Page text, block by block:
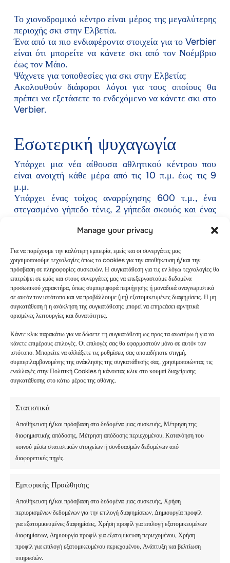
Manage your privacy
Για να παρέχουμε την καλύτερη εμπειρία, εμείς και οι συνεργάτες μας
χρησιμοποιούμε τεχνολογίες όπως τα cookies για την αποθήκευση ή/και την
πρόσβαση σε πληροφορίες συσκευών. Η συγκατάθεση για τις εν λόγω τεχνολογίες θα
επιτρέψει σε εμάς και στους συνεργάτες μας να επεξεργαστούμε δεδομένα
προσωπικού χαρακτήρα, όπως συμπεριφορά περιήγησης ή μοναδικά αναγνωριστικά
σε αυτόν τον ιστότοπο και να προβάλλουμε (μη) εξατομικευμένες διαφημίσεις. Η μη
συγκατάθεση ή η ανάκληση της συγκατάθεσης μπορεί να επηρεάσει αρνητικά
ορισμένες λειτουργίες και δυνατότητες.
Κάντε κλικ παρακάτω για να δώσετε τη συγκατάθεση ως προς τα ανωτέρω ή για να
κάνετε επιμέρους επιλογές. Οι επιλογές σας θα εφαρμοστούν μόνο σε αυτόν τον
ιστότοπο. Μπορείτε να αλλάξετε τις ρυθμίσεις σας οποιαδήποτε στιγμή,
συμπεριλαμβανομένης της ανάκλησης της συγκατάθεσής σας, χρησιμοποιώντας τις
εναλλαγές στην Πολιτική Cookies ή κάνοντας κλικ στο κουμπί διαχείρισης
συγκατάθεσης στο κάτω μέρος της οθόνης.
Στατιστικά
Αποθήκευση ή/και πρόσβαση στα δεδομένα μιας συσκευής, Μέτρηση της
διαφημιστικής απόδοσης, Μέτρηση απόδοσης περιεχομένου, Κατανόηση του
κοινού μέσω στατιστικών στοιχείων ή συνδυασμών δεδομένων από
διαφορετικές πηγές.
Εμπορικής Προώθησης
Αποθήκευση ή/και πρόσβαση στα δεδομένα μιας συσκευής, Χρήση
περιορισμένων δεδομένων για την επιλογή διαφημίσεων, Δημιουργία προφίλ
για εξατομικευμένες διαφημίσεις, Χρήση προφίλ για επιλογή εξατομικευμένων
διαφημίσεων, Δημιουργία προφίλ για εξατομίκευση περιεχομένου, Χρήση
προφίλ για επιλογή εξατομικευμένου περιεχομένου, Ανάπτυξη και βελτίωση
υπηρεσιών.
Το χιονοδρομικό κέντρο είναι μέρος της μεγαλύτερης
περιοχής σκι στην Ελβετία.
Ένα από τα πιο ενδιαφέροντα στοιχεία για το Verbier
είναι ότι μπορείτε να κάνετε σκι από τον Νοέμβριο
έως τον Μάιο.
Ψάχνετε για τοποθεσίες για σκι στην Ελβετία;
Ακολουθούν διάφοροι λόγοι για τους οποίους θα
πρέπει να εξετάσετε το ενδεχόμενο να κάνετε σκι στο
Verbier.
Εσωτερική ψυχαγωγία
Υπάρχει μια νέα αίθουσα αθλητικού κέντρου που
είναι ανοιχτή κάθε μέρα από τις 10 π.μ. έως τις 9
μ.μ.
Υπάρχει ένας τοίχος αναρρίχησης 600 τ.μ., ένα
στεγασμένο γήπεδο τένις, 2 γήπεδα σκουός και ένας
Υπάρχει επίσης μια πισίνα Mondzeu στην καρδιά
μέτρων.
Επιπλέον, θα βρείτε επίσης γυμναστήριο και σάουνα.
Εκτός πίστας
Το σκιεκτός πίσταςστο Verbier είναι λιγότερο
επικίνδυνο, ακόμη και όταν δεν έχετε οδηγό. Αυτό
οφείλεται στο γεγονός ότι οι διαδρομές
παρακολουθούνται. Οι επαγγελματίες
snowboarders και σκιέρ μπορούν να επιλέξουν μία
από τις επτά σηματοδοτημένες διαδρομές freeride.
entertainment και La Côt-Le Châble. Υπάρχουν
πολυάριθμες εκδηλώσεις στο Verbier κατά τη
διάρκεια της χιονοδρομικής περιόδου που
κυμαίνονται από καλλιτεχνικές, πολιτιστικές και
γαστρονομικές εκδηλώσεις.
Για παράδειγμα, το Polaris Electronic Music
Festival πραγματοποιείται από τις 28 Νοεμβρίου
έως την 1η Δεκεμβρίου.
Το Haute Cuisine πραγματοποιείται από την 1η έως
τις 4 Απριλίου, ενώ το Verbier Art Summit
πραγματοποιείται από τις 31 Ιανουαρίου έως την 1η
Φεβρουαρίου.
Το Verbier Xtreme πραγματοποιείται από τις 28